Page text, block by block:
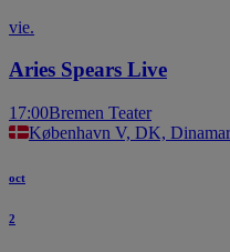
vie.
Aries Spears Live
17:00Bremen Teater
København V, DK,
oct
2